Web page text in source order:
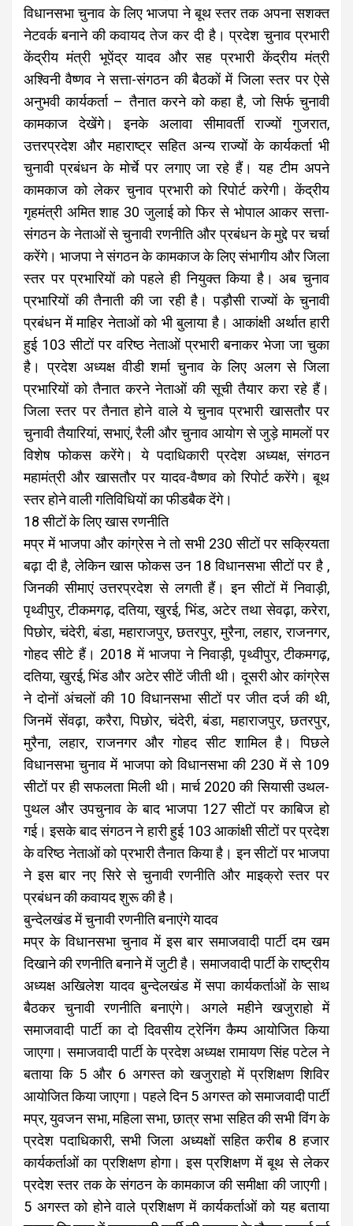
विधानसभा चुनाव के लिए भाजपा ने बूथ स्तर तक अपना सशक्त
नेटवर्क बनाने की कवायद तेज कर दी है। प्रदेश चुनाव प्रभारी
केंद्रीय मंत्री भूपेंद्र यादव और सह प्रभारी केंद्रीय मंत्री
अश्विनी वैष्णव ने सत्ता-संगठन की बैठकों में जिला स्तर पर ऐसे
अनुभवी कार्यकर्ता – तैनात करने को कहा है, जो सिर्फ चुनावी
कामकाज देखेंगे। इनके अलावा सीमावर्ती राज्यों गुजरात,
उत्तरप्रदेश और महाराष्ट्र सहित अन्य राज्यों के कार्यकर्ता भी
चुनावी प्रबंधन के मोर्चे पर लगाए जा रहे हैं। यह टीम अपने
कामकाज को लेकर चुनाव प्रभारी को रिपोर्ट करेगी। केंद्रीय
गृहमंत्री अमित शाह 30 जुलाई को फिर से भोपाल आकर सत्ता-
संगठन के नेताओं से चुनावी रणनीति और प्रबंधन के मुद्दे पर चर्चा
करेंगे। भाजपा ने संगठन के कामकाज के लिए संभागीय और जिला
स्तर पर प्रभारियों को पहले ही नियुक्त किया है। अब चुनाव
प्रभारियों की तैनाती की जा रही है। पड़ौसी राज्यों के चुनावी
प्रबंधन में माहिर नेताओं को भी बुलाया है। आकांक्षी अर्थात हारी
हुई 103 सीटों पर वरिष्ठ नेताओं प्रभारी बनाकर भेजा जा चुका
है। प्रदेश अध्यक्ष वीडी शर्मा चुनाव के लिए अलग से जिला
प्रभारियों को तैनात करने नेताओं की सूची तैयार करा रहे हैं।
जिला स्तर पर तैनात होने वाले ये चुनाव प्रभारी खासतौर पर
चुनावी तैयारियां, सभाएं, रैली और चुनाव आयोग से जुड़े मामलों पर
विशेष फोकस करेंगे। ये पदाधिकारी प्रदेश अध्यक्ष, संगठन
महामंत्री और खासतौर पर यादव-वैष्णव को रिपोर्ट करेंगे। बूथ
स्तर होने वाली गतिविधियों का फीडबैक देंगे।
18 सीटों के लिए खास रणनीति
मप्र में भाजपा और कांग्रेस ने तो सभी 230 सीटों पर सक्रियता
बढ़ा दी है, लेकिन खास फोकस उन 18 विधानसभा सीटों पर है ,
जिनकी सीमाएं उत्तरप्रदेश से लगती हैं। इन सीटों में निवाड़ी,
पृथ्वीपुर, टीकमगढ़, दतिया, खुरई, भिंड, अटेर तथा सेवढ़ा, करेरा,
पिछोर, चंदेरी, बंडा, महाराजपुर, छतरपुर, मुरैना, लहार, राजनगर,
गोहद सीटे हैं। 2018 में भाजपा ने निवाड़ी, पृथ्वीपुर, टीकमगढ़,
दतिया, खुरई, भिंड और अटेर सीटें जीती थी। दूसरी ओर कांग्रेस
ने दोनों अंचलों की 10 विधानसभा सीटों पर जीत दर्ज की थी,
जिनमें सेंवढ़ा, करैरा, पिछोर, चंदेरी, बंडा, महाराजपुर, छतरपुर,
मुरैना, लहार, राजनगर और गोहद सीट शामिल है। पिछले
विधानसभा चुनाव में भाजपा को विधानसभा की 230 में से 109
सीटों पर ही सफलता मिली थी। मार्च 2020 की सियासी उथल-
पुथल और उपचुनाव के बाद भाजपा 127 सीटों पर काबिज हो
गई। इसके बाद संगठन ने हारी हुई 103 आकांक्षी सीटों पर प्रदेश
के वरिष्ठ नेताओं को प्रभारी तैनात किया है। इन सीटों पर भाजपा
ने इस बार नए सिरे से चुनावी रणनीति और माइक्रो स्तर पर
प्रबंधन की कवायद शुरू की है।
बुन्देलखंड में चुनावी रणनीति बनाएंगे यादव
मप्र के विधानसभा चुनाव में इस बार समाजवादी पार्टी दम खम
दिखाने की रणनीति बनाने में जुटी है। समाजवादी पार्टी के राष्ट्रीय
अध्यक्ष अखिलेश यादव बुन्देलखंड में सपा कार्यकर्ताओं के साथ
बैठकर चुनावी रणनीति बनाएंगे। अगले महीने खजुराहो में
समाजवादी पार्टी का दो दिवसीय ट्रेनिंग कैम्प आयोजित किया
जाएगा। समाजवादी पार्टी के प्रदेश अध्यक्ष रामायण सिंह पटेल ने
बताया कि 5 और 6 अगस्त को खजुराहो में प्रशिक्षण शिविर
आयोजित किया जाएगा। पहले दिन 5 अगस्त को समाजवादी पार्टी
मप्र, युवजन सभा, महिला सभा, छात्र सभा सहित की सभी विंग के
प्रदेश पदाधिकारी, सभी जिला अध्यक्षों सहित करीब 8 हजार
कार्यकर्ताओं का प्रशिक्षण होगा। इस प्रशिक्षण में बूथ से लेकर
प्रदेश स्तर तक के संगठन के कामकाज की समीक्षा की जाएगी।
5 अगस्त को होने वाले प्रशिक्षण में कार्यकर्ताओं को यह बताया